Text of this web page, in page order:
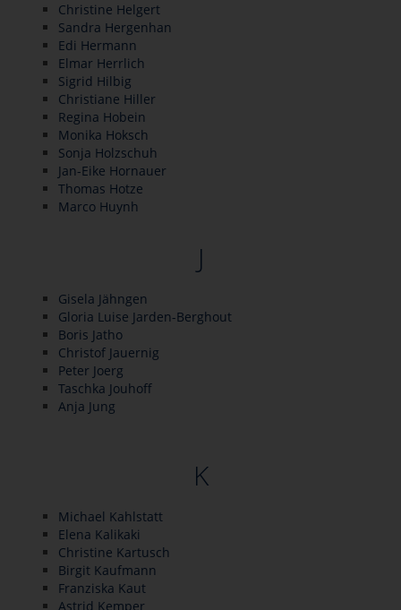
Christine Helgert
Sandra Hergenhan
Edi Hermann
Elmar Herrlich
Sigrid Hilbig
Christiane Hiller
Regina Hobein
Monika Hoksch
Sonja Holzschuh
Jan-Eike Hornauer
Thomas Hotze
Marco Huynh
J
Gisela Jähngen
Gloria Luise Jarden-Berghout
Boris Jatho
Christof Jauernig
Peter Joerg
Taschka Jouhoff
Anja Jung
K
Michael Kahlstatt
Elena Kalikaki
Christine Kartusch
Birgit Kaufmann
Franziska Kaut
Astrid Kemper